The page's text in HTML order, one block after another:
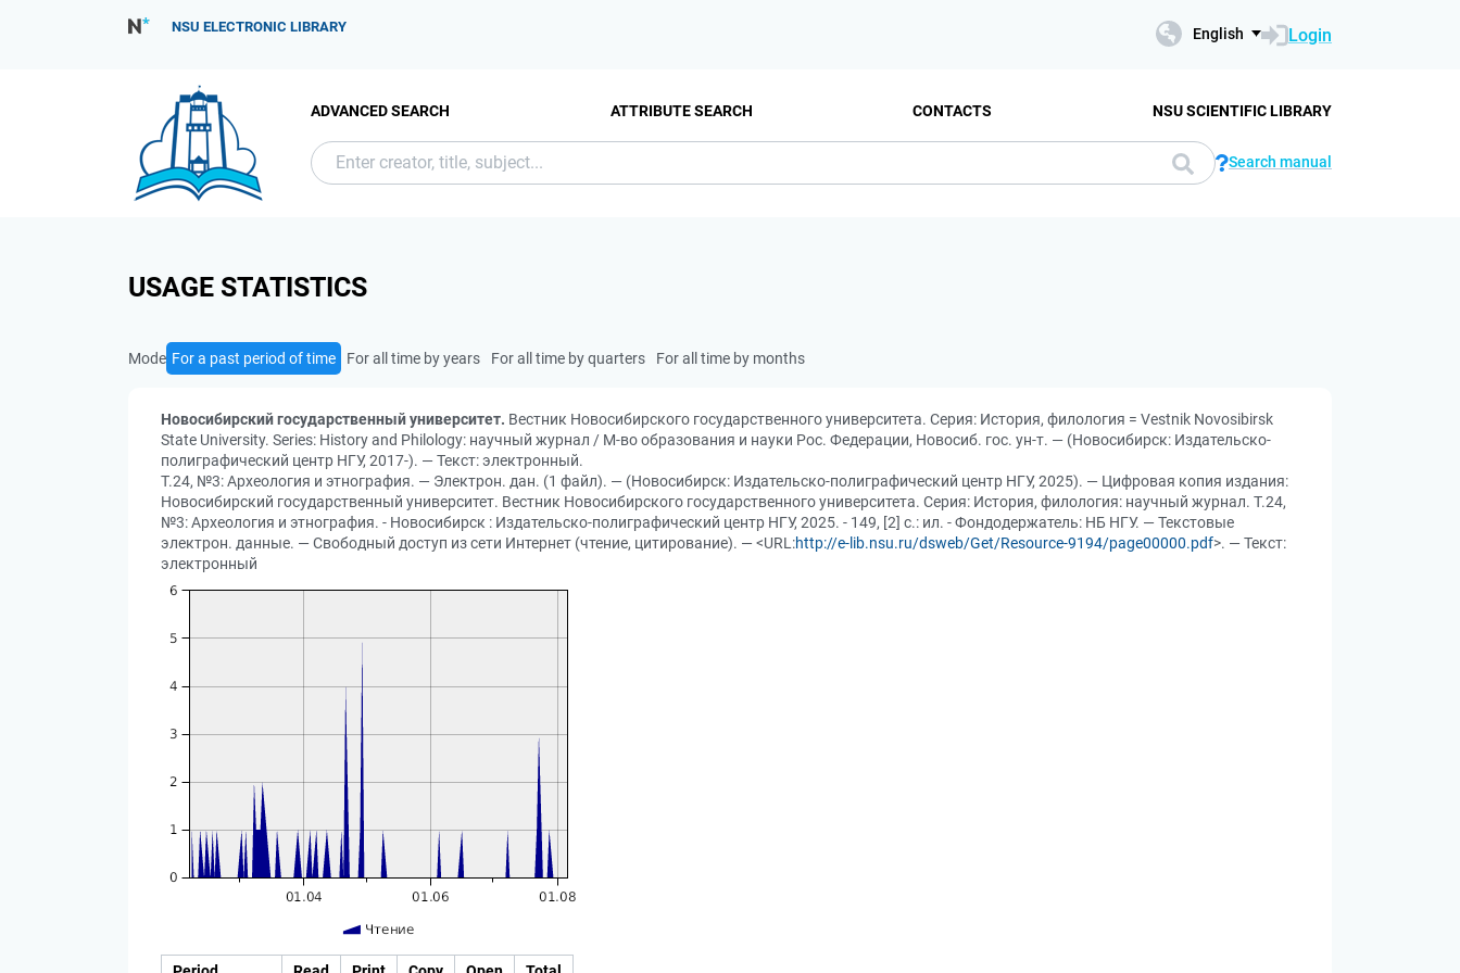
NSU ELECTRONIC LIBRARY English Login
ADVANCED SEARCH ATTRIBUTE SEARCH CONTACTS NSU SCIENTIFIC LIBRARY
Search manual
USAGE STATISTICS
Mode For a past period of time For all time by years For all time by quarters For all time by months
Новосибирский государственный университет. Вестник Новосибирского государственного университета. Серия: История, филология = Vestnik Novosibirsk
State University. Series: History and Philology: научный журнал / М-во образования и науки Рос. Федерации, Новосиб. гос. ун-т. — (Новосибирск: Издательско-
полиграфический центр НГУ, 2017-). — Текст: электронный.
Т.24, №3: Археология и этнография. — Электрон. дан. (1 файл). — (Новосибирск: Издательско-полиграфический центр НГУ, 2025). — Цифровая копия издания:
Новосибирский государственный университет. Вестник Новосибирского государственного университета. Серия: История, филология: научный журнал. Т.24,
№3: Археология и этнография. - Новосибирск : Издательско-полиграфический центр НГУ, 2025. - 149, [2] с.: ил. - Фондодержатель: НБ НГУ. — Текстовые
электрон. данные. — Свободный доступ из сети Интернет (чтение, цитирование). — <URL:http://e-lib.nsu.ru/dsweb/Get/Resource-9194/page00000.pdf>. — Текст:
электронный